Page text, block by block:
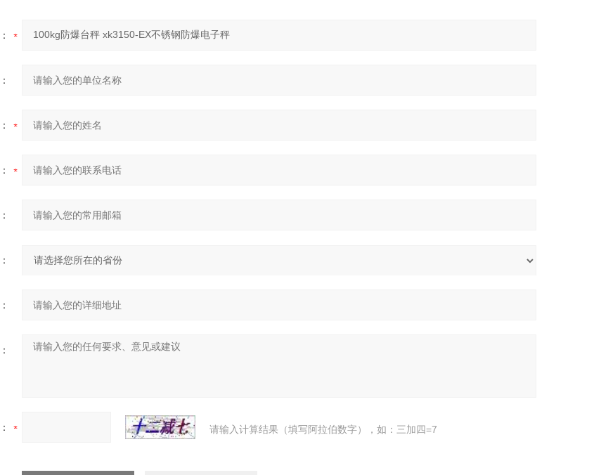
请输入计算结果（填写阿拉伯数字），如：三加四=7